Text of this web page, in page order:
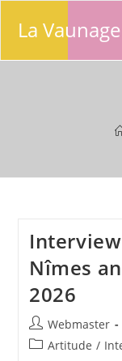
La
Nîmes
2026
Auteur/autrice
de
Webmaster
PostArtitude /